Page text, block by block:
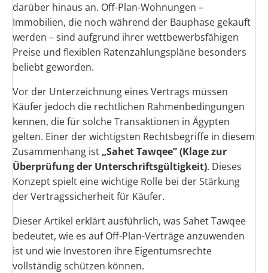
darüber hinaus an. Off-Plan-Wohnungen –
Immobilien, die noch während der Bauphase gekauft
werden – sind aufgrund ihrer wettbewerbsfähigen
Preise und flexiblen Ratenzahlungspläne besonders
beliebt geworden.
Vor der Unterzeichnung eines Vertrags müssen
Käufer jedoch die rechtlichen Rahmenbedingungen
kennen, die für solche Transaktionen in Ägypten
gelten. Einer der wichtigsten Rechtsbegriffe in diesem
Zusammenhang ist „Sahet Tawqee” (Klage zur
Überprüfung der Unterschriftsgültigkeit). Dieses
Konzept spielt eine wichtige Rolle bei der Stärkung
der Vertragssicherheit für Käufer.
Dieser Artikel erklärt ausführlich, was Sahet Tawqee
bedeutet, wie es auf Off-Plan-Verträge anzuwenden
ist und wie Investoren ihre Eigentumsrechte
vollständig schützen können.